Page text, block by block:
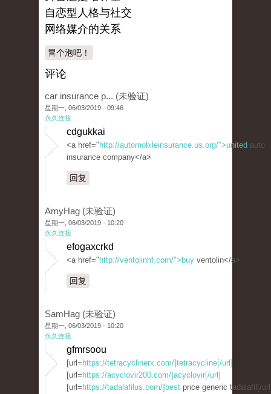
自恋型人格与社交
网络媒介的关系
冒个泡吧！
评论
car insurance p... (未验证)
星期一, 06/03/2019 - 09:46
永久连接
cdgukkai
<a href=" http://automobileinsurance.us.org/">united auto
insurance company</a>
回复
AmyHag (未验证)
星期一, 06/03/2019 - 10:20
永久连接
efogaxcrkd
<a href=" http://ventolinhf.com/">buy ventolin</a>
回复
SamHag (未验证)
星期一, 06/03/2019 - 10:20
永久连接
gfmrsoou
[url= https://tetracyclinerx.com/]tetracycline[/url]
[url= https://acyclovir200.com/]acyclovir[/url]
[url= https://tadalafilus.com/]best price generic tadalafil[/